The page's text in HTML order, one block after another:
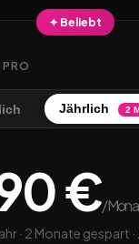
✦ Beliebt
Jährlich 2
€/
· 2 Monate gespart ·